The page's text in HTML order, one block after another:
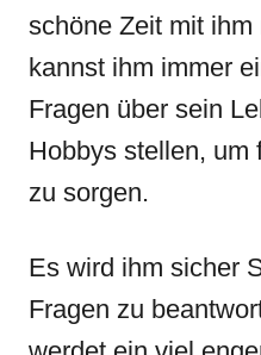
schöne Zeit mit
kannst ihm immer
Fragen über sein
Hobbys stellen, um
zu sorgen.
Es wird ihm sicher
Fragen zu